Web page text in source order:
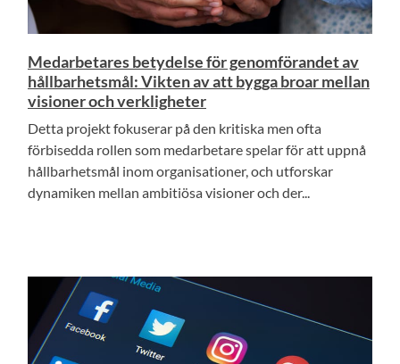
Medarbetares betydelse för genomförandet av
hållbarhetsmål: Vikten av att bygga broar mellan
visioner och verkligheter
Detta projekt fokuserar på den kritiska men ofta
förbisedda rollen som medarbetare spelar för att uppnå
hållbarhetsmål inom organisationer, och utforskar
dynamiken mellan ambitiösa visioner och der...